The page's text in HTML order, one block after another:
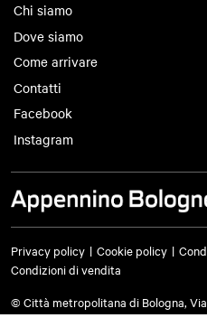
Chi siamo
Dove siamo
Come arrivare
Contatti
Facebook
Instagram
Privacy policy Cookie policy
Condizioni di vendita
© Città metropolitana di Bologna,